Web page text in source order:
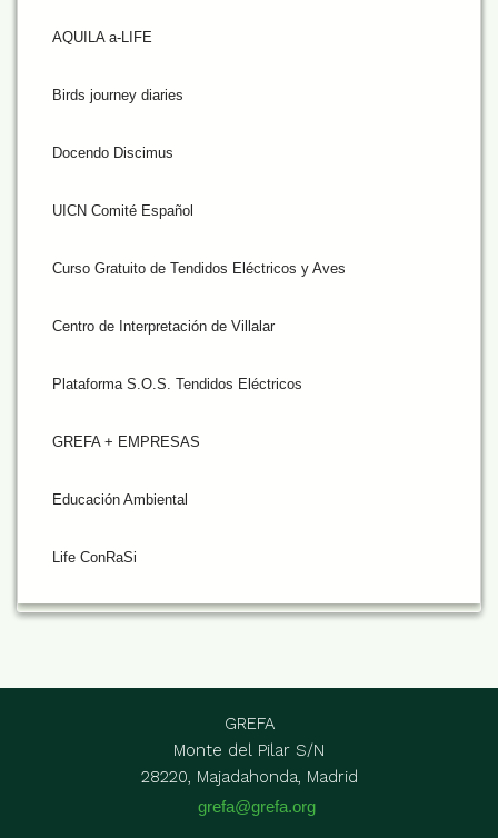
AQUILA a-LIFE
Birds journey diaries
Docendo Discimus
UICN Comité Español
Curso Gratuito de Tendidos Eléctricos y Aves
Centro de Interpretación de Villalar
Plataforma S.O.S. Tendidos Eléctricos
GREFA + EMPRESAS
Educación Ambiental
Life ConRaSi
GREFA
Monte del Pilar S/N
28220, Majadahonda, Madrid
grefa@grefa.org